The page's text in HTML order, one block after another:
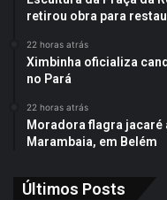
retirou obra para
22 horas atrás
Ximbinha oficializa
no Pará
22 horas atrás
Moradora flagra jacaré
Marambaia, em Belém
Últimos Posts